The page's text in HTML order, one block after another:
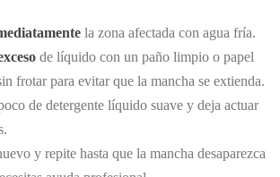
la zona afectada con agua fría.
de líquido con un paño limpio o papel
frotar para evitar que la mancha se extienda.
de detergente líquido suave y deja actuar
y repite hasta que la mancha desaparezca